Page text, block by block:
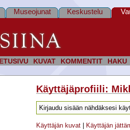
ETUSIVU KUVAT KOMMENTIT HAKU
Museojunat Keskustelu
Käyttäjäprofiili:
Kirjaudu sisään nähdäksesi
Käyttäjän kuvat Käyttäjän